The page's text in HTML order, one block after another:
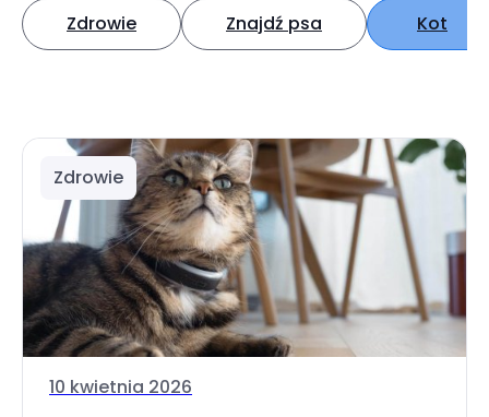
Zdrowie Znajdź psa Kot
Zdrowie
10 kwietnia 2026